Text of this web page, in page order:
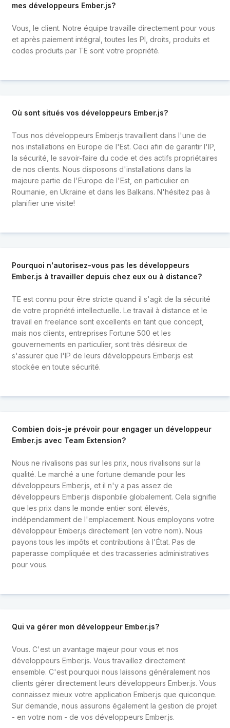
mes développeurs Ember.js?
Vous, le client. Notre équipe travaille directement pour vous
et après paiement intégral, toutes les PI, droits, produits et
codes produits par TE sont votre propriété.
Où sont situés vos développeurs Ember.js?
Tous nos développeurs Ember.js travaillent dans l'une de
nos installations en Europe de l'Est. Ceci afin de garantir l'IP,
la sécurité, le savoir-faire du code et des actifs propriétaires
de nos clients. Nous disposons d'installations dans la
majeure partie de l'Europe de l'Est, en particulier en
Roumanie, en Ukraine et dans les Balkans. N'hésitez pas à
planifier une visite!
Pourquoi n'autorisez-vous pas les développeurs
Ember.js à travailler depuis chez eux ou à distance?
TE est connu pour être stricte quand il s'agit de la sécurité
de votre propriété intellectuelle. Le travail à distance et le
travail en freelance sont excellents en tant que concept,
mais nos clients, entreprises Fortune 500 et les
gouvernements en particulier, sont très désireux de
s'assurer que l'IP de leurs développeurs Ember.js est
stockée en toute sécurité.
Combien dois-je prévoir pour engager un développeur
Ember.js avec Team Extension?
Nous ne rivalisons pas sur les prix, nous rivalisons sur la
qualité. Le marché a une fortune demande pour les
développeurs Ember.js, et il n'y a pas assez de
développeurs Ember.js disponbile globalement. Cela signifie
que les prix dans le monde entier sont élevés,
indépendamment de l'emplacement. Nous employons votre
développeur Ember.js directement (en votre nom). Nous
payons tous les impôts et contributions à l'État. Pas de
paperasse compliquée et des tracasseries administratives
pour vous.
Qui va gérer mon développeur Ember.js?
Vous. C'est un avantage majeur pour vous et nos
développeurs Ember.js. Vous travaillez directement
ensemble. C'est pourquoi nous laissons généralement nos
clients gérer directement leurs développeurs Ember.js. Vous
connaissez mieux votre application Ember.js que quiconque.
Sur demande, nous assurons également la gestion de projet
- en votre nom - de vos développeurs Ember.js.